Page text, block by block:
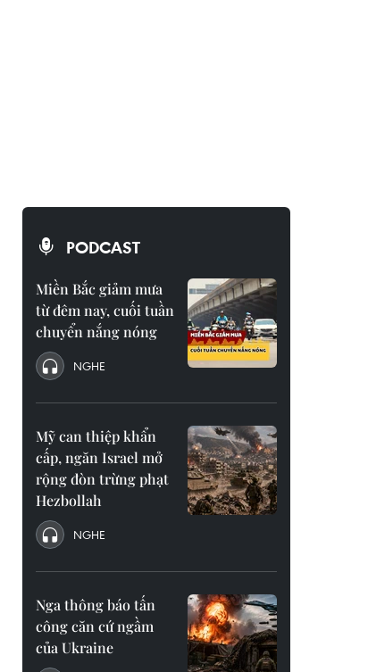
PODCAST
Miền Bắc giảm mưa
từ đêm nay, cuối tuần
chuyển nắng nóng
NGHE
Mỹ can thiệp khẩn
cấp, ngăn Israel mở
rộng đòn trừng phạt
Hezbollah
NGHE
Nga thông báo tấn
công căn cứ ngầm
của Ukraine